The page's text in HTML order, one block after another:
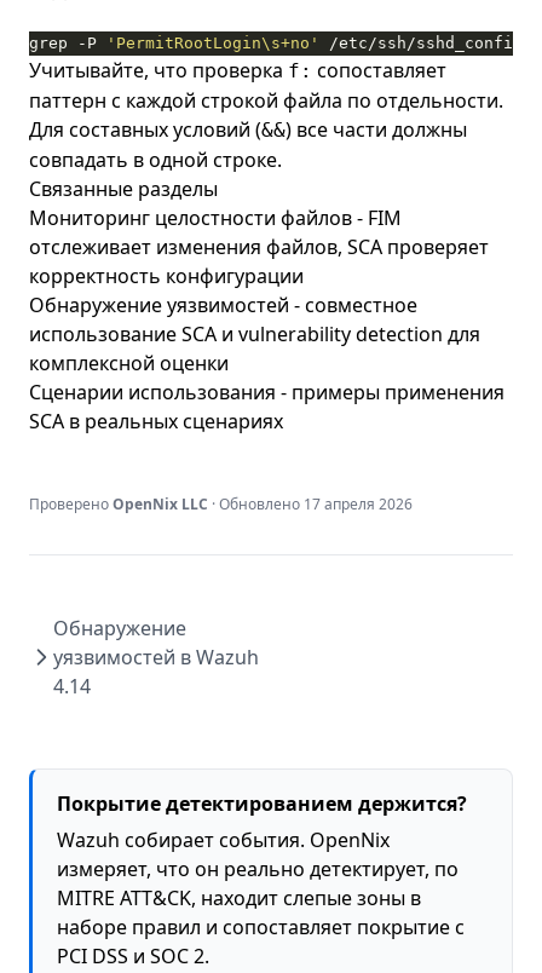
grep -P 'PermitRootLogin\s+no' /etc/ssh/sshd_config
Учитывайте, что проверка f: сопоставляет
паттерн с каждой строкой файла по отдельности.
Для составных условий (&&) все части должны
совпадать в одной строке.
Связанные разделы
Мониторинг целостности файлов- FIM
отслеживает изменения файлов, SCA проверяет
корректность конфигурации
Обнаружение уязвимостей - совместное
использование SCA и vulnerability detection для
комплексной оценки
Сценарии использования - примеры применения
SCA в реальных сценариях
ПровереноOpenNix LLC · Обновлено 17 апреля 2026
Обнаружение
уязвимостей в Wazuh
4.14
Покрытие детектированием держится?
Wazuh собирает события. OpenNix
измеряет, что он реально детектирует, по
MITRE ATT&CK, находит слепые зоны в
наборе правил и сопоставляет покрытие с
PCI DSS и SOC 2.